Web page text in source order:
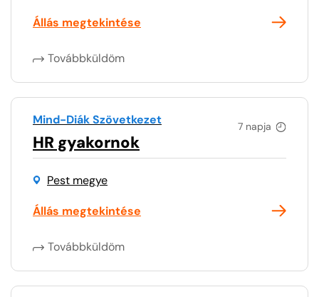
Állás megtekintése
Továbbküldöm
7 napja
Mind-Diák Szövetkezet
HR gyakornok
Pest megye
Állás megtekintése
Továbbküldöm